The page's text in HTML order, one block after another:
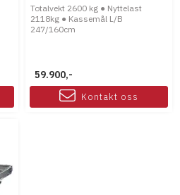
Totalvekt 2600 kg ● Nyttelast
2118kg ● Kassemål L/B
247/160cm
59.900,-
Kontakt oss